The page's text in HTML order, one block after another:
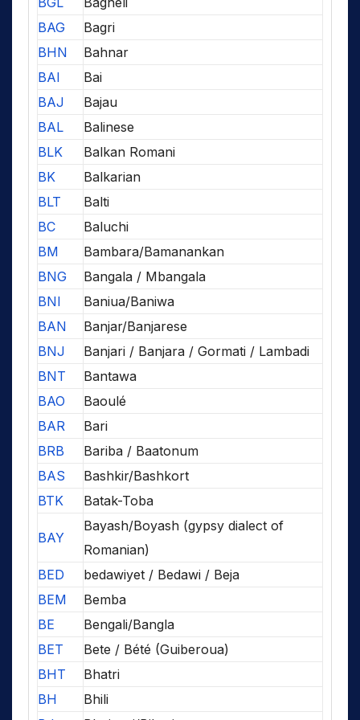
BAG
Bagri
BHN
Bahnar
BAI
Bai
BAJ
Bajau
BAL
Balinese
BLK
Balkan Romani
BK
Balkarian
BLT
Balti
BC
Baluchi
BM
Bambara/Bamanankan
BNG
Bangala / Mbangala
BNI
Baniua/Baniwa
BAN
Banjar/Banjarese
BNJ
Banjari / Banjara / Gormati / Lambadi
BNT
Bantawa
BAO
Baoulé
BAR
Bari
BRB
Bariba / Baatonum
BAS
Bashkir/Bashkort
BTK
Batak-Toba
BAY
Bayash/Boyash (gypsy dialect of
Romanian)
BED
bedawiyet / Bedawi / Beja
BEM
Bemba
BE
Bengali/Bangla
BET
Bete / Bété (Guiberoua)
BHT
Bhatri
BH
Bhili